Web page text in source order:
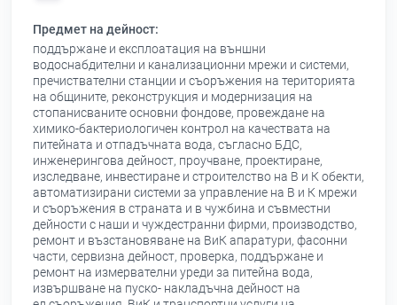
Предмет на дейност:
поддържане и експлоатация на външни
водоснабдителни и канализационни мрежи и системи,
пречиствателни станции и съоръжения на територията
на общините, реконструкция и модернизация на
стопанисваните основни фондове, провеждане на
химико-бактериологичен контрол на качествата на
питейната и отпадъчната вода, съгласно БДС,
инженерингова дейност, проучване, проектиране,
изследване, инвестиране и строителство на В и К обекти,
автоматизирани системи за управление на В и К мрежи
и съоръжения в страната и в чужбина и съвместни
дейности с наши и чуждестранни фирми, производство,
ремонт и възстановяване на ВиК апаратури, фасонни
части, сервизна дейност, проверка, поддържане и
ремонт на измервателни уреди за питейна вода,
извършване на пуско- накладъчна дейност на